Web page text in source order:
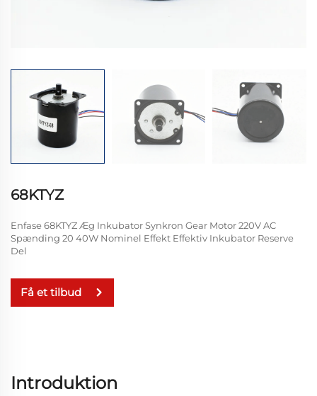
68KTYZ
Enfase 68KTYZ Æg Inkubator Synkron Gear Motor 220V AC
Spænding 20 40W Nominel Effekt Effektiv Inkubator Reserve
Del
Få et tilbud
Introduktion